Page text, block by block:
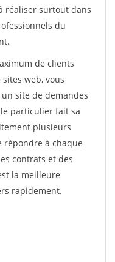
réaliser surtout dans
du
de clients
web, vous
site de demandes
particulier fait sa
plusieurs
répondre à chaque
contrats et des
la meilleure
rapidement.